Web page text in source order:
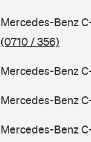
Mercedes-Benz
(0710 / 356)
Mercedes-Benz
Mercedes-Benz
Mercedes-Benz